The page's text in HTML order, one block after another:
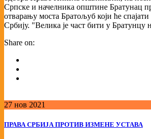
Српске и начелника општине Братунац
отварању моста Братољуб који ће
Србију. "Велика је част бити у Братунцу
Share on:
27 нов 2021
ПРАВА СРБИЈА ПРОТИВ ИЗМЕНЕ УСТАВА